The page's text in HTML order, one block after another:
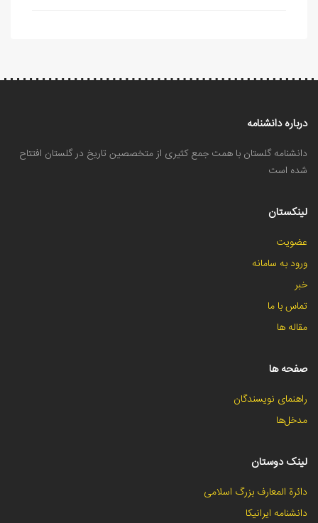
درباره دانشنامه
دانشنامه گلستان با همت جمع کثیری از متخصصین تاریخ در گلستان افتتاح
شده است
لینکستان
عضویت
ورود به سامانه
خبر
تماس با ما
مقاله ها
صفحه ها
راهنمای نویسندگان
مدخل‌ها
لینک دوستان
دائرة المعارف بزرگ اسلامی
دانشنامه ایرانیکا